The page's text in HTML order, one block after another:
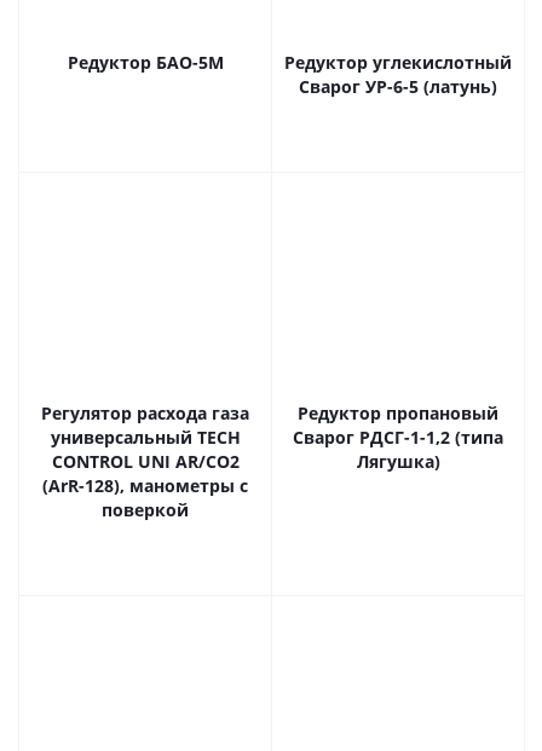
Редуктор БАО-5М
Редуктор углекислотный
Сварог УР-6-5 (латунь)
Регулятор расхода газа
универсальный ТECH
CONTROL UNI AR/CO2
(ArR-128), манометры с
поверкой
Редуктор пропановый
Сварог РДСГ-1-1,2 (типа
Лягушка)